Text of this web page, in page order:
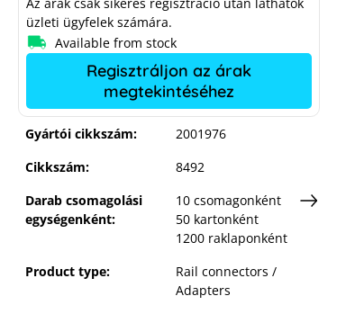
K2 SingleRail 36 Connector Set
Gyártói cikkszám:
2001976
Cikkszám:
8492
Darab csomagolási
egységenként:
10 csomagonként
50 kartonként
1200 raklaponként
Product type:
Rail connectors /
Adapters
üzleti ügyfelek számára.
Available from stock
Regisztráljon az árak
megtekintéséhez